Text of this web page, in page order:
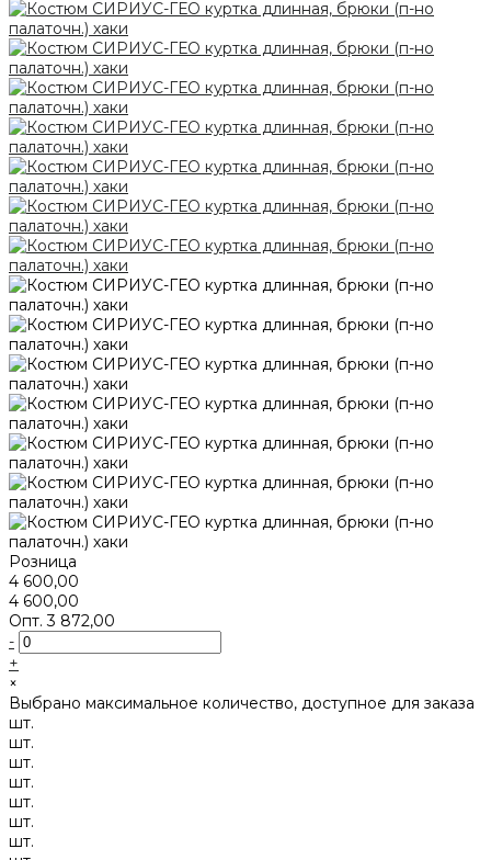
Розница
4 600,00
4 600,00
Опт.3 872,00
-
+
×
Выбрано максимальное количество, доступное для заказа
шт.
шт.
шт.
шт.
шт.
шт.
шт.